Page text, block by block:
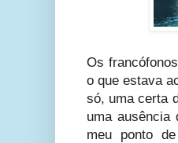
Os
o que estava
só, uma certa
uma ausência
meu ponto